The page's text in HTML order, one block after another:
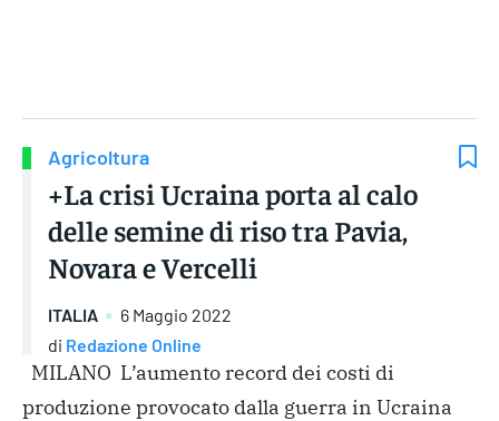
Agricoltura
+La crisi Ucraina porta al calo
delle semine di riso tra Pavia,
Novara e Vercelli
ITALIA
6 Maggio 2022
di Redazione Online
MILANO L’aumento record dei costi di
produzione provocato dalla guerra in Ucraina